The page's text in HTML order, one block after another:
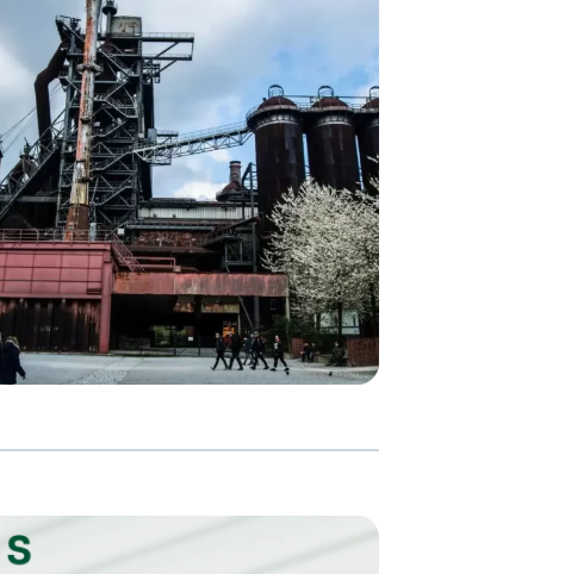
Kris
e